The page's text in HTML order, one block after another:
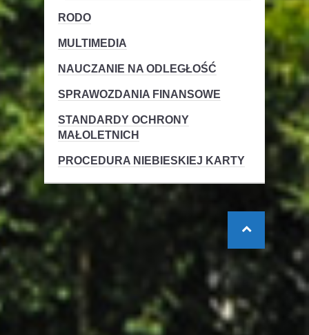
RODO
MULTIMEDIA
NAUCZANIE NA ODLEGŁOŚĆ
SPRAWOZDANIA FINANSOWE
STANDARDY OCHRONY
MAŁOLETNICH
PROCEDURA NIEBIESKIEJ KARTY